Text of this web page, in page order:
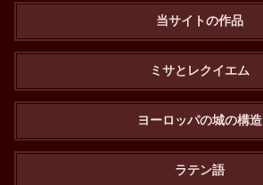
当サイトの作品
ミサとレクイエム
ヨーロッパの城の構造
ラテン語